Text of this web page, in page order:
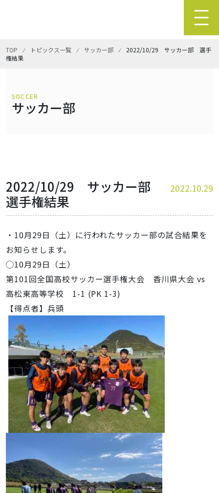
TOP ⁄ トピックス一覧 ⁄ サッカー部 ⁄ 2022/10/29 サッカー部 選手
権結果
SOCCER
サッカー部
2022/10/29 サッカー部
選手権結果
2022.10.29
・10月29日（土）に行われたサッカー部の試合結果を
お知らせします。
◯10月29日（土）
第101回全国高校サッカー選手権大会 香川県大会 vs
高松東高等学校 1-1 (PK 1-3)
【得点者】兵頭